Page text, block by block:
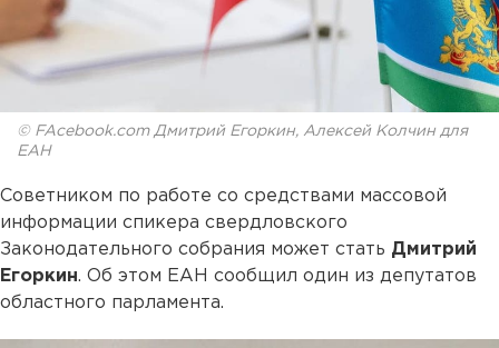
© FAcebook.com Дмитрий Егоркин, Алексей Колчин для
ЕАН
Советником по работе со средствами массовой
информации спикера свердловского
Законодательного собрания может стать Дмитрий
Егоркин. Об этом ЕАН сообщил один из депутатов
областного парламента.